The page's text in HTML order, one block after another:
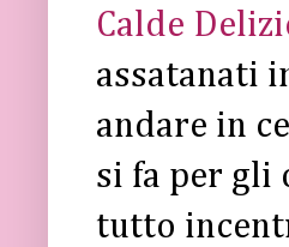
Calde
assatanati
andare in
si fa per gli
tutto